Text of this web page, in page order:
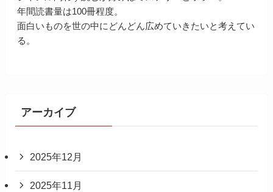
年間読書量は100冊程度。
面白いものを世の中にどんどん広めていきたいと考えてい
る。
アーカイブ
2025年12月
2025年11月